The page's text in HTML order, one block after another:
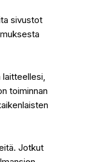
sivustot
laitteellesi,
toiminnan
Jotkut